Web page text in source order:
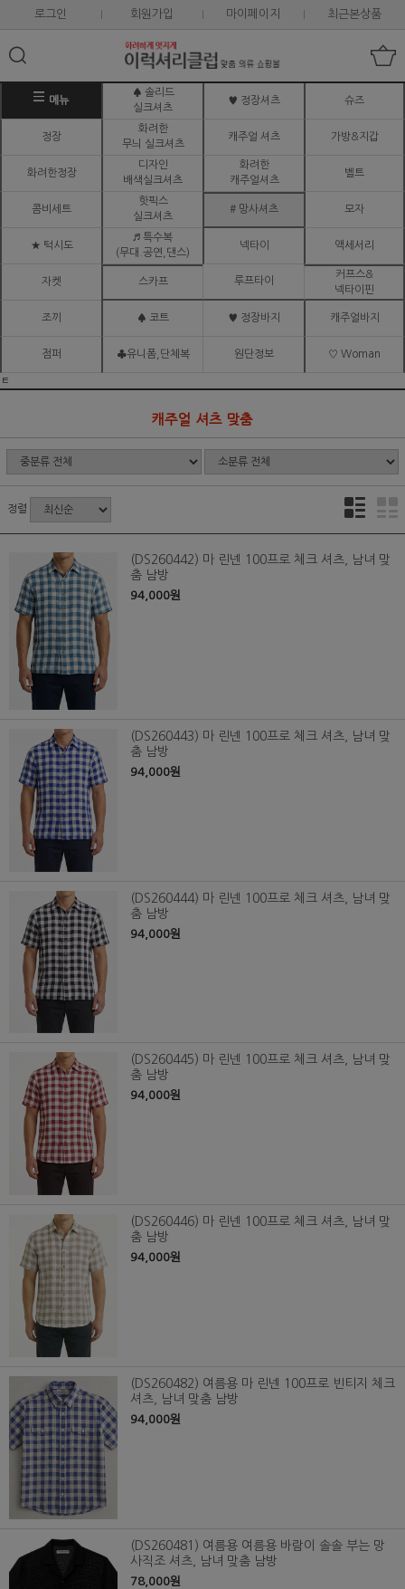
로그인 회원가입 마이페이지 최근본상품
메뉴
♠ 솔리드
실크셔츠
♥ 정장셔츠 슈즈
정장
화려한
무늬 실크셔츠
캐주얼 셔츠 가방&지갑
화려한정장
디자인
배색실크셔츠
화려한
캐주얼셔츠
벨트
콤비세트
핫픽스
실크셔츠
# 망사셔츠 모자
★ 턱시도
♬ 특수복
(무대.공연,댄스)
넥타이 액세서리
자켓 스카프 루프타이
커프스&
넥타이핀
조끼 ♠ 코트 ♥ 정장바지 캐주얼바지
점퍼 ♣유니폼,단체복 원단정보 ♡ Woman
ㅌ
캐주얼 셔츠 맞춤
정렬
(DS260442) 마 린넨 100프로 체크 셔츠, 남녀 맞
춤 남방
94,000원
(DS260443) 마 린넨 100프로 체크 셔츠, 남녀 맞
춤 남방
94,000원
(DS260444) 마 린넨 100프로 체크 셔츠, 남녀 맞
춤 남방
94,000원
(DS260445) 마 린넨 100프로 체크 셔츠, 남녀 맞
춤 남방
94,000원
(DS260446) 마 린넨 100프로 체크 셔츠, 남녀 맞
춤 남방
94,000원
(DS260482) 여름용 마 린넨 100프로 빈티지 체크
셔츠, 남녀 맞춤 남방
94,000원
(DS260481) 여름용 여름용 바람이 솔솔 부는 망
사직조 셔츠, 남녀 맞춤 남방
78,000원